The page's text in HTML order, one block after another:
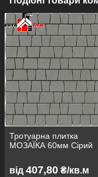
Тротуарна плитка
МОЗАЇКА 60мм Сірий
від 407,80 ₴/кв.м